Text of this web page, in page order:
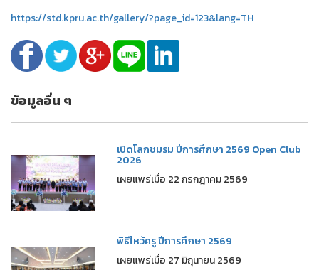
https://std.kpru.ac.th/gallery/?page_id=123&lang=TH
ข้อมูลอื่น ๆ
เปิดโลกชมรม ปีการศึกษา 2569 Open Club
2026
เผยแพร่เมื่อ 22 กรกฎาคม 2569
พิธีไหว้ครู ปีการศึกษา 2569
เผยแพร่เมื่อ 27 มิถุนายน 2569